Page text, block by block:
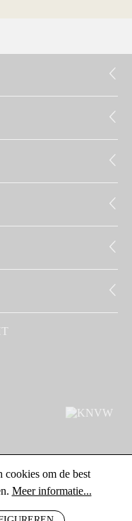
cookies om de best
Meer informatie...